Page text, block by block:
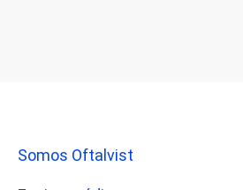
Somos Oftalvist